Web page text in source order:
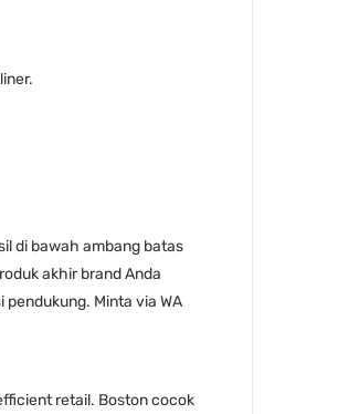
di bawah ambang batas
akhir brand Anda
Minta via WA
retail. Boston cocok